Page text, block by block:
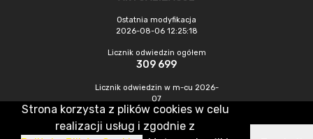
Ostatnia modyfikacja
2026-08-06 12:25:18
Licznik odwiedzin ogółem
309 699
Licznik odwiedzin w m-cu 2026-
07
397
Strona korzysta z plików cookies w celu
realizacji usług i zgodnie z